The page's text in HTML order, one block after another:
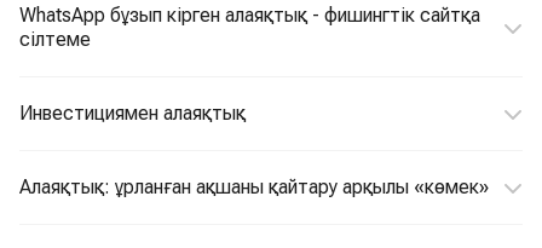
WhatsApp бұзып кірген алаяқтық - фишингтік сайтқа
сілтеме
Инвестициямен алаяқтық
Алаяқтық: ұрланған ақшаны қайтару арқылы «көмек»